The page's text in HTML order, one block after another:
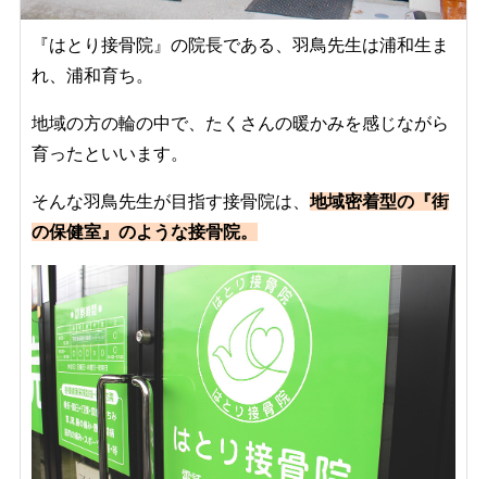
『はとり接骨院』の院長である、羽鳥先生は浦和生ま
れ、浦和育ち。
地域の方の輪の中で、たくさんの暖かみを感じながら
育ったといいます。
そんな羽鳥先生が目指す接骨院は、 地域密着型の『街
の保健室』のような接骨院。